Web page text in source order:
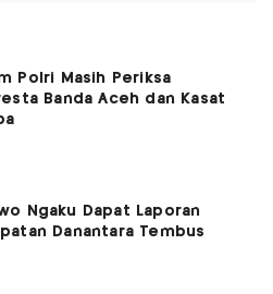
Polri Masih Periksa
Banda Aceh dan Kasat
Ngaku Dapat Laporan
Danantara Tembus